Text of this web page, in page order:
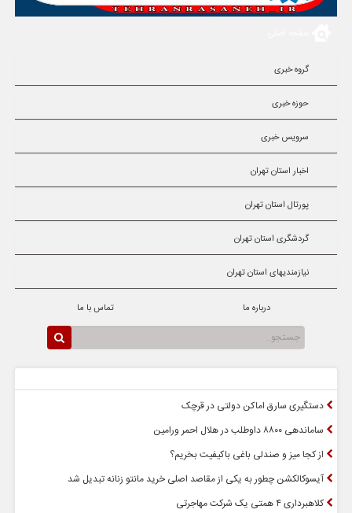
گروه خبری
حوزه خبری
سرویس خبری
اخبار استان تهران
پورتال استان تهران
گردشگری استان تهران
نیازمندیهای استان تهران
درباره ما تماس با ما
دستگیری سارق اماکن دولتی در قرچک
ساماندهی ۸۸۰۰ داوطلب در هلال احمر ورامین
از کجا میز و صندلی باغی باکیفیت بخریم؟
آیسوکالکشن چطور به یکی از مقاصد اصلی خرید مانتو زنانه تبدیل شد
کلاهبرداری ۴ همتی یک شرکت مهاجرتی